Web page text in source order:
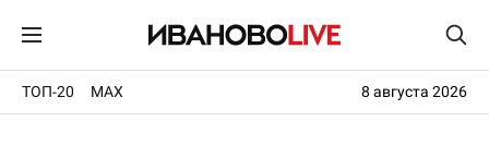
ТОП-20 MAX 8 августа 2026